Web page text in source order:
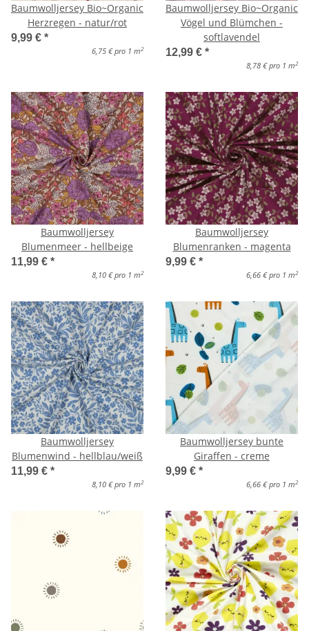
Baumwolljersey Bio~Organic
Herzregen - natur/rot
9,99 € *
6,75 € pro 1 m 2
Baumwolljersey Bio~Organic
Vögel und Blümchen -
softlavendel
12,99 € *
8,78 € pro 1 m 2
Baumwolljersey
Blumenmeer - hellbeige
11,99 € *
8,10 € pro 1 m 2
Baumwolljersey
Blumenranken - magenta
9,99 € *
6,66 € pro 1 m 2
Baumwolljersey
Blumenwind - hellblau/weiß
11,99 € *
8,10 € pro 1 m 2
Baumwolljersey bunte
Giraffen - creme
9,99 € *
6,66 € pro 1 m 2